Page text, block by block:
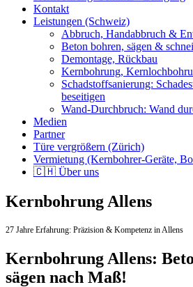
Kontakt
Leistungen (Schweiz)
Abbruch, Handabbruch &
Beton bohren, sägen &
Demontage, Rückbau
Kernbohrung,
Schadstoffsanierung:
beseitigen
Wand-Durchbruch: Wand
Medien
Partner
Türe vergrößern (Zürich)
Vermietung (Kernbohrer-Geräte,
🇨🇭 Über uns
Kernbohrung Allens
27 Jahre Erfahrung: Präzision & Kompetenz in Allens
Kernbohrung Allens:
sägen nach Maß!